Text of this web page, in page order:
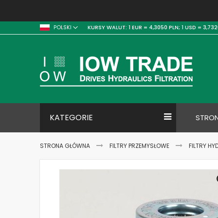
POLSKI KURSY WALUT: 1 EUR = 4,3050 PLN; 1 USD =
KATEGORIE
STRONA GŁÓWNA FILTRY PRZEMYSŁOWE FILTRY